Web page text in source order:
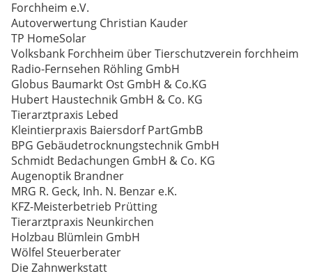
Forchheim e.V.
Autoverwertung Christian Kauder
TP HomeSolar
Volksbank Forchheim über Tierschutzverein forchheim
Radio-Fernsehen Röhling GmbH
Globus Baumarkt Ost GmbH & Co.KG
Hubert Haustechnik GmbH & Co. KG
Tierarztpraxis Lebed
Kleintierpraxis Baiersdorf PartGmbB
BPG Gebäudetrocknungstechnik GmbH
Schmidt Bedachungen GmbH & Co. KG
Augenoptik Brandner
MRG R. Geck, Inh. N. Benzar e.K.
KFZ-Meisterbetrieb Prütting
Tierarztpraxis Neunkirchen
Holzbau Blümlein GmbH
Wölfel Steuerberater
Die Zahnwerkstatt